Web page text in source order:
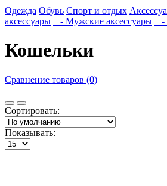
Одежда Обувь Спорт и отдых
аксессуары
- Мужские аксессуары -
Кошельки
Сравнение товаров (0)
Сортировать:
Показывать: